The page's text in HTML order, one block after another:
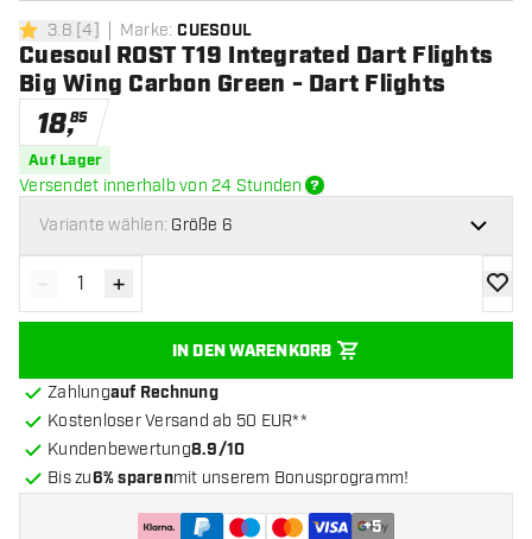
3.8 Bewertungssterne
3.8 [4] Marke: CUESOUL
Cuesoul ROST T19 Integrated Dart Flights
Big Wing Carbon Green - Dart Flights
18,85
Auf Lager
Versendet innerhalb von 24 Stunden
Variante wählen: Größe 6
Menge verringern
- Menge erhöhen
+
IN DEN WARENKORB
Zur
Zahlungauf Rechnung
Kostenloser Versand ab 50 EUR**
Kundenbewertung8.9/10
Bis zu6% sparenmit unserem Bonusprogramm!
+5